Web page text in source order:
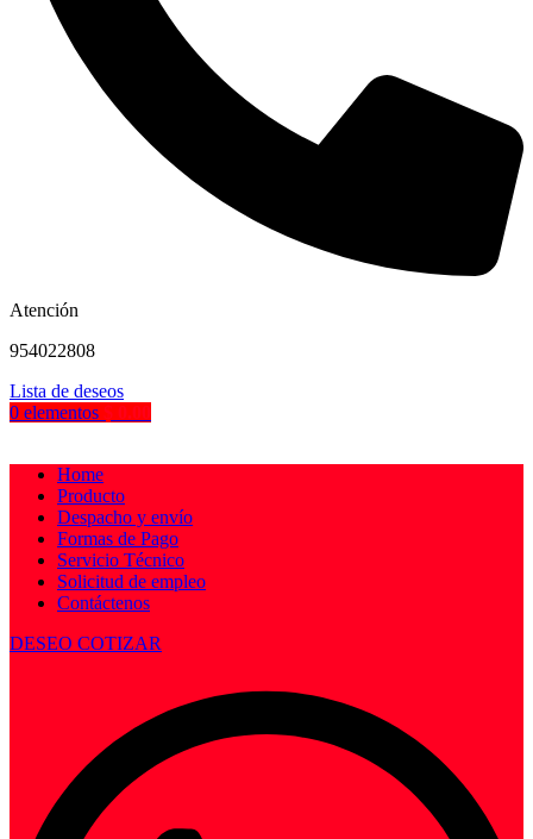
Atención
954022808
Lista de deseos
0 elementos $ 0.00
Home
Producto
Despacho y envío
Formas de Pago
Servicio Técnico
Solicitud de empleo
Contáctenos
DESEO COTIZAR